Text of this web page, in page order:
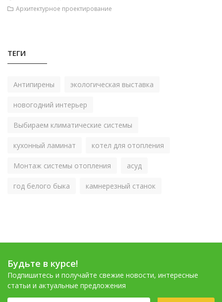
Архитектурное проектирование
ТЕГИ
Антипирены экологическая выставка
новогодний интерьер
Выбираем климатические системы
кухонный ламинат котел для отопления
Монтаж системы отопления асуд
год белого быка камнерезный станок
Будьте в курсе!
Подпишитесь и получайте свежие новости, интересные
статьи и актуальные предложения